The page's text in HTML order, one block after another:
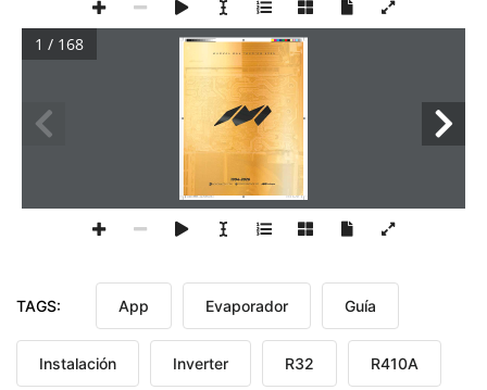
1 / 168
TAGS: App Evaporador Guía
Instalación Inverter R32 R410A